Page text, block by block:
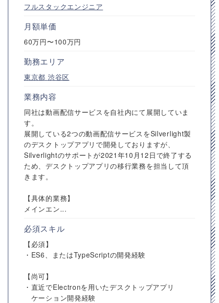
フルスタックエンジニア
月額単価
60万円〜100万円
勤務エリア
東京都 渋谷区
業務内容
同社は動画配信サービスを自社内にて展開していま
す。
展開している2つの動画配信サービスをSilverlight製
のデスクトップアプリで開発しておりますが、
Silverlightのサポートが2021年10月12日で終了する
ため、デスクトップアプリの移行業務を担当して頂
きます。
【具体的業務】
メインエン...
必須スキル
【必須】
・ES6、またはTypeScriptの開発経験
【尚可】
・直近でElectronを用いたデスクトップアプリ
ケーション開発経験